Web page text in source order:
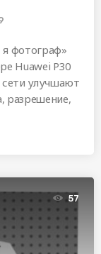
фотограф»
Huawei P30
улучшают
разрешение,
57